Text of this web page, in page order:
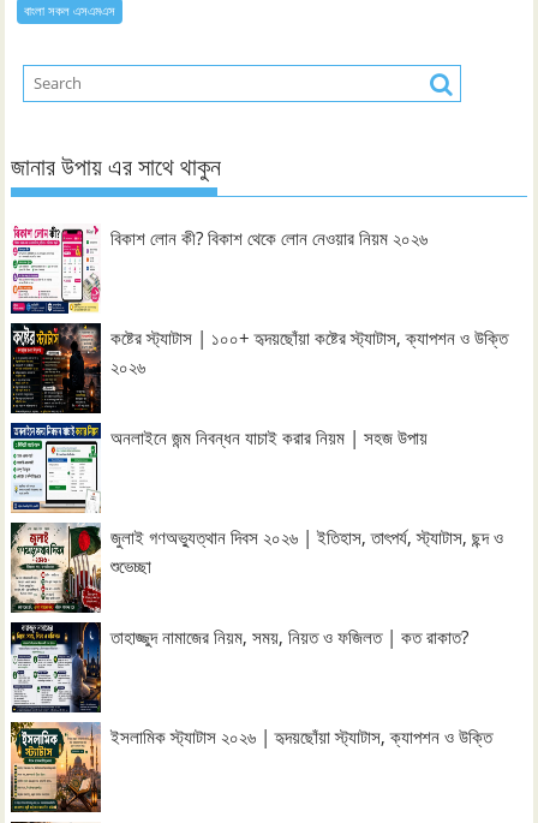
বাংলা সকল এসএমএস
জানার উপায় এর সাথে থাকুন
বিকাশ লোন কী? বিকাশ থেকে লোন নেওয়ার নিয়ম ২০২৬
কষ্টের স্ট্যাটাস | ১০০+ হৃদয়ছোঁয়া কষ্টের স্ট্যাটাস, ক্যাপশন ও উক্তি
২০২৬
অনলাইনে জন্ম নিবন্ধন যাচাই করার নিয়ম | সহজ উপায়
জুলাই গণঅভ্যুত্থান দিবস ২০২৬ | ইতিহাস, তাৎপর্য, স্ট্যাটাস, ছন্দ ও
শুভেচ্ছা
তাহাজ্জুদ নামাজের নিয়ম, সময়, নিয়ত ও ফজিলত | কত রাকাত?
ইসলামিক স্ট্যাটাস ২০২৬ | হৃদয়ছোঁয়া স্ট্যাটাস, ক্যাপশন ও উক্তি